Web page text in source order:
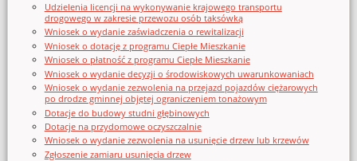
Udzielenia licencji na wykonywanie krajowego transportu
drogowego w zakresie przewozu osób taksówką
Wniosek o wydanie zaświadczenia o rewitalizacji
Wniosek o dotację z programu Ciepłe Mieszkanie
Wniosek o płatność z programu Ciepłe Mieszkanie
Wniosek o wydanie decyzji o środowiskowych uwarunkowaniach
Wniosek o wydanie zezwolenia na przejazd pojazdów ciężarowych
po drodze gminnej objętej ograniczeniem tonażowym
Dotacje do budowy studni głębinowych
Dotacje na przydomowe oczyszczalnie
Wniosek o wydanie zezwolenia na usunięcie drzew lub krzewów
Zgłoszenie zamiaru usunięcia drzew